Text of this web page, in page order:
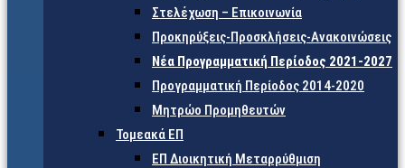
Στελέχωση – Επικοινωνία
Προκηρύξεις-Προσκλήσεις-Ανακοινώσεις
Νέα Προγραμματική Περίοδος 2021-2027
Προγραμματική Περίοδος 2014-2020
Μητρώο Προμηθευτών
Τομεακά ΕΠ
ΕΠ Διοικητική Μεταρρύθμιση